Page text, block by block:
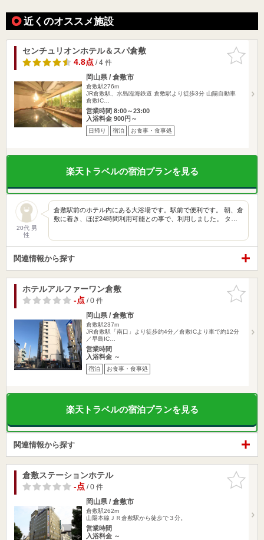
近くのオススメ施設
お気に入
りに追加
センチュリオンホテル＆スパ倉敷
4.8点/ 4 件
岡山県 / 倉敷市
倉敷駅276m
JR倉敷駅、水島臨海鉄道 倉敷駅より徒歩3分 山陽自動車
倉敷IC…
営業時間 8:00～23:00
入浴料金 900円～
日帰り 宿泊 お食事・食事処
楽天トラベルの宿泊プランを見る
20代 男
性
倉敷駅前のホテル内にある大浴場です。駅前で便利です。 朝、倉
敷に着き、ほぼ24時間利用可能との事で、利用しました。 タ…
関連情報から探す
お気に入
りに追加
ホテルアルファーワン倉敷
-点/ 0 件
岡山県 / 倉敷市
倉敷駅237m
JR倉敷駅「南口」より徒歩約4分／倉敷ICより車で約12分
／早島IC…
営業時間
入浴料金 ～
宿泊 お食事・食事処
楽天トラベルの宿泊プランを見る
関連情報から探す
お気に入
りに追加
倉敷ステーションホテル
-点/ 0 件
岡山県 / 倉敷市
倉敷駅262m
山陽本線ＪＲ倉敷駅から徒歩で３分。
営業時間
入浴料金 ～